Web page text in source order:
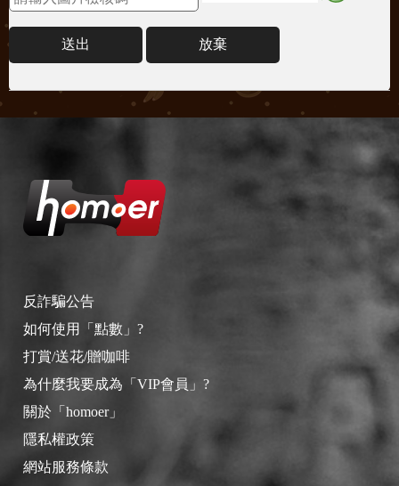
送出 放棄
反詐騙公告
如何使用「點數」?
打賞/送花/贈咖啡
為什麼我要成為「VIP會員」?
關於「homoer」
隱私權政策
網站服務條款